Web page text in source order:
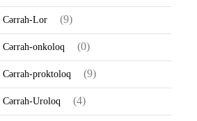
Cərrah-Lor (9)
Cərrah-onkoloq (0)
Cərrah-proktoloq (9)
Cərrah-Uroloq (4)